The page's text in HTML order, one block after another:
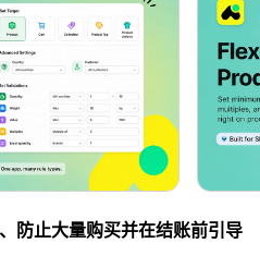
防止大量购买并在结账前引导